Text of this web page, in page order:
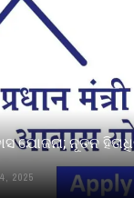
ଯୋଜନା; ନୂତନ
2025